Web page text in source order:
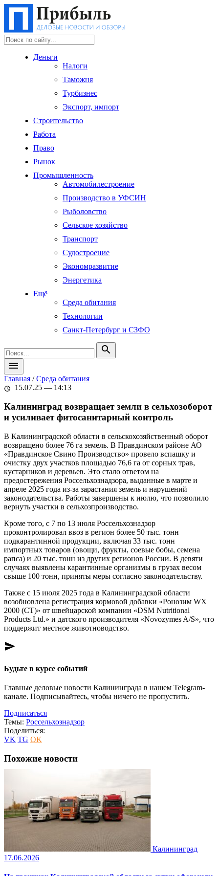
Деньги
Налоги
Таможня
Турбизнес
Экспорт, импорт
Строительство
Работа
Право
Рынок
Промышленность
Автомобилестроение
Производство в УФСИН
Рыболовство
Сельское хозяйство
Транспорт
Судостроение
Экономразвитие
Энергетика
Ещё
Среда обитания
Технологии
Санкт-Петербург и СЗФО
search
menu
Главная /Среда обитания
schedule 15.07.25 — 14:13
Калининград возвращает земли в сельхозоборот
и усиливает фитосанитарный контроль
В Калининградской области в сельскохозяйственный оборот
возвращено более 76 га земель. В Правдинском районе АО
«Правдинское Свино Производство» провело вспашку и
очистку двух участков площадью 76,6 га от сорных трав,
кустарников и деревьев. Это стало ответом на
предостережения Россельхознадзора, выданные в марте и
апреле 2025 года из-за зарастания земель и нарушений
законодательства. Работы завершены к июлю, что позволило
вернуть участки в сельхозпроизводство.
Кроме того, с 7 по 13 июля Россельхознадзор
проконтролировал ввоз в регион более 50 тыс. тонн
подкарантинной продукции, включая 33 тыс. тонн
импортных товаров (овощи, фрукты, соевые бобы, семена
рапса) и 20 тыс. тонн из других регионов России. В девяти
случаях выявлены карантинные организмы в грузах весом
свыше 100 тонн, приняты меры согласно законодательству.
Также с 15 июля 2025 года в Калининградской области
возобновлена регистрация кормовой добавки «Ронозим WX
2000 (CT)» от швейцарской компании «DSM Nutritional
Products Ltd.» и датского производителя «Novozymes A/S», что
поддержит местное животноводство.
send
Будьте в курсе событий
Главные деловые новости Калининграда в нашем Telegram-
канале. Подписывайтесь, чтобы ничего не пропустить.
Подписаться
Темы: Россельхознадзор
Поделиться:
VK TG OK
Похожие новости
Калининград
17.06.2026